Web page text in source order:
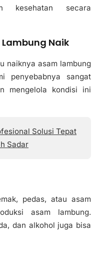
kesehatan secara
Naik
naiknya asam lambung
penyebabnya sangat
mengelola kondisi ini
Solusi Tepat
Sadar
pedas, atau asam
asam lambung.
dan alkohol juga bisa